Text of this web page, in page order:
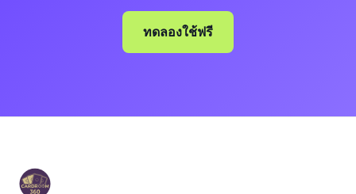
ทดลองใช้ฟรี